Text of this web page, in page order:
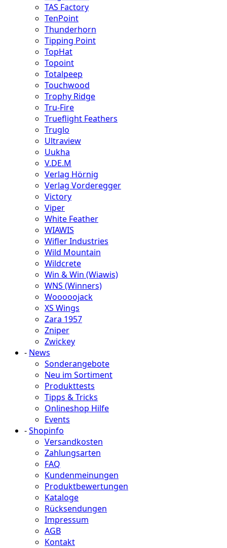
TAS Factory
TenPoint
Thunderhorn
Tipping Point
TopHat
Topoint
Totalpeep
Touchwood
Trophy Ridge
Tru-Fire
Trueflight Feathers
Truglo
Ultraview
Uukha
V.DE.M
Verlag Hörnig
Verlag Vorderegger
Victory
Viper
White Feather
WIAWIS
Wifler Industries
Wild Mountain
Wildcrete
Win & Win (Wiawis)
WNS (Winners)
Wooooojack
XS Wings
Zara 1957
Zniper
Zwickey
- News
Sonderangebote
Neu im Sortiment
Produkttests
Tipps & Tricks
Onlineshop Hilfe
Events
-Shopinfo
Versandkosten
Zahlungsarten
FAQ
Kundenmeinungen
Produktbewertungen
Kataloge
Rücksendungen
Impressum
AGB
Kontakt